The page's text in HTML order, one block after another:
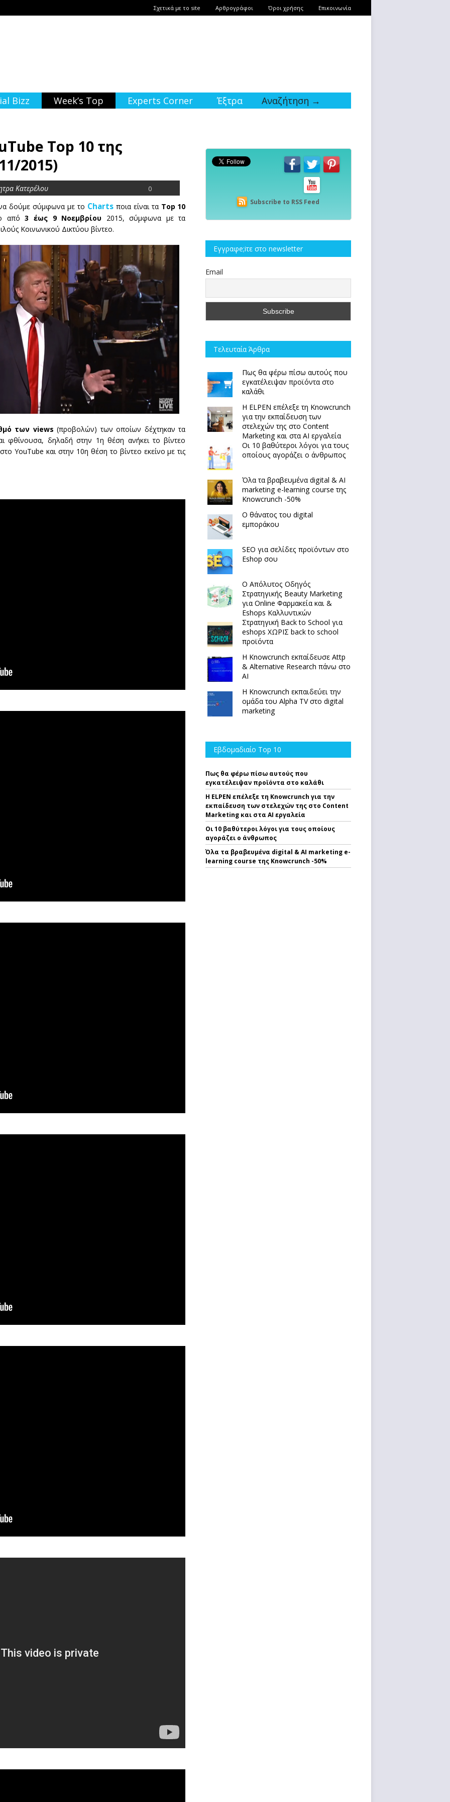
Σχετικά με το site Αρθρογράφοι Όροι χρήσης Επικοινωνία
Bizz Week’s Top Experts Corner Έξτρα Αναζήτηση →
Top 10 της
2015)
Κατερέλου 0
δούμε σύμφωνα με το Chartsποια είναι τα Top 10
από 3 έως 9 Νοεμβρίου 2015, σύμφωνα με τα
Κοινωνικού Δικτύου βίντεο.
των views (προβολών) των οποίων δέχτηκαν τα
φθίνουσα, δηλαδή στην 1η θέση ανήκει το βίντεο
YouTube και στην 10η θέση το βίντεο εκείνο με τις
Subscribe to RSS Feed
Εγγραφe;iτε στο newsletter
Email
Τελευταία Άρθρα
Πως θα φέρω πίσω αυτούς που
εγκατέλειψαν προϊόντα στο
καλάθι
Η ELPEN επέλεξε τη Knowcrunch
για την εκπαίδευση των
στελεχών της στο Content
Marketing και στα AI εργαλεία
Οι 10 βαθύτεροι λόγοι για τους
οποίους αγοράζει ο άνθρωπος
Όλα τα βραβευμένα digital & AI
marketing e-learning course της
Knowcrunch -50%
Ο θάνατος του digital
εμποράκου
SEO για σελίδες προϊόντων στο
Eshop σου
Ο Απόλυτoς Οδηγός
Στρατηγικής Beauty Marketing
για Online Φαρμακεία και &
Eshops Καλλυντικών
Στρατηγική Back to School για
eshops ΧΩΡΙΣ back to school
προϊόντα
Η Knowcrunch εκπαίδευσε Attp
& Alternative Research πάνω στο
ΑΙ
Η Knowcrunch εκπαιδεύει την
ομάδα του Alpha TV στο digital
marketing
Εβδομαδιαίο Top 10
Πως θα φέρω πίσω αυτούς που
εγκατέλειψαν προϊόντα στο καλάθι
Η ELPEN επέλεξε τη Knowcrunch για την
εκπαίδευση των στελεχών της στο Content
Marketing και στα AI εργαλεία
Οι 10 βαθύτεροι λόγοι για τους οποίους
αγοράζει ο άνθρωπος
Όλα τα βραβευμένα digital & AI marketing e-
learning course της Knowcrunch -50%